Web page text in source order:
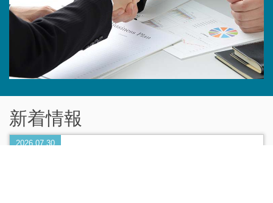
新着情報
2026.07.30